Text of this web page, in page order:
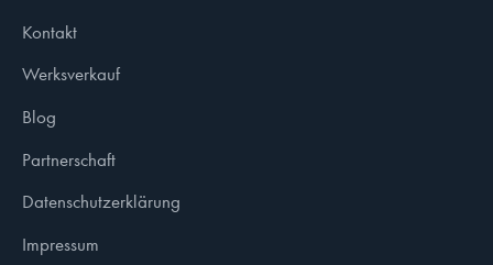
Kontakt
Werksverkauf
Blog
Partnerschaft
Datenschutzerklärung
Impressum